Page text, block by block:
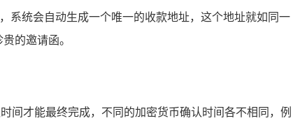
系统会自动生成一个唯一的收款地址，这个地址就如同一
的邀请函。
间才能最终完成，不同的加密货币确认时间各不相同，例